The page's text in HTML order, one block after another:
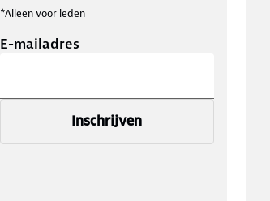
*Alleen voor leden
E-mailadres
Inschrijven